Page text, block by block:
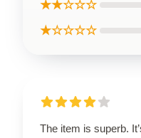
★★☆☆☆
★☆☆☆☆
The item is superb.